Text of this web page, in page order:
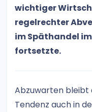
wichtiger
regelrechter
im Späthandel
fortsetzte.
Abzuwarten bleibt
Tendenz auch in